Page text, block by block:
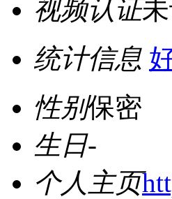
视频认证
统计信息
性别保密
生日-
个人主页